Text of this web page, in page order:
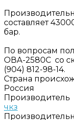
составляет
бар.
По вопросам
ОВА-2580С со
(904) 812-98-14.
Страна
Россия
Производитель
чкз